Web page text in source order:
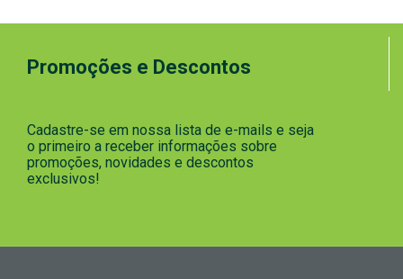
Promoções e Descontos
Cadastre-se em nossa lista de e-mails e seja
o primeiro a receber informações sobre
promoções, novidades e descontos
exclusivos!